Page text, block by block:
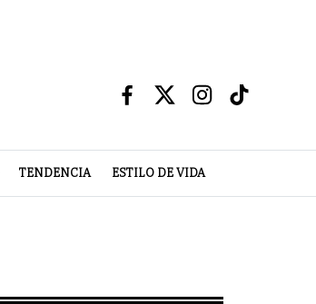
TENDENCIA ESTILO DE VIDA